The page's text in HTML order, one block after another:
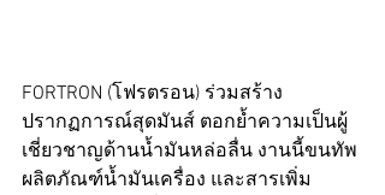
FORTRON (โฟรตรอน) ร่วมสร้าง
ปรากฏการณ์สุดมันส์ ตอกย้ำความเป็นผู้
เชี่ยวชาญด้านน้ำมันหล่อลื่น งานนี้ขนทัพ
ผลิตภัณฑ์น้ำมันเครื่อง และสารเพิ่ม